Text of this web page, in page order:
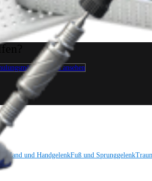
ansehen
Hand und HandgelenkFuß und Sprunggelenk